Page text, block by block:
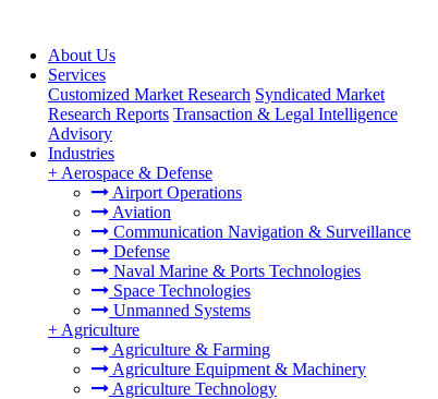
About Us
Services
Customized Market Research Syndicated Market
Research Reports Transaction & Legal Intelligence
Advisory
Industries
+ Aerospace & Defense
Airport Operations
Aviation
Communication Navigation & Surveillance
Defense
Naval Marine & Ports Technologies
Space Technologies
Unmanned Systems
+ Agriculture
Agriculture & Farming
Agriculture Equipment & Machinery
Agriculture Technology